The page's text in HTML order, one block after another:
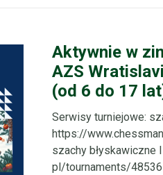
Aktywnie w
AZS
(od 6 do 17
Serwisy turniejowe:
https://
szachy
pl/tournaments/